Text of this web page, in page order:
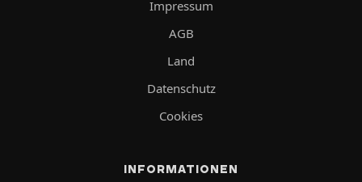
Impressum
AGB
Land
Datenschutz
Cookies
INFORMATIONEN